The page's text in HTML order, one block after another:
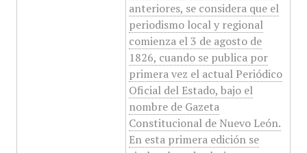
anteriores, se considera que el
periodismo local y regional
comienza el 3 de agosto de
1826, cuando se publica por
primera vez el actual Periódico
Oficial del Estado, bajo el
nombre de Gazeta
Constitucional de Nuevo León.
En esta primera edición se